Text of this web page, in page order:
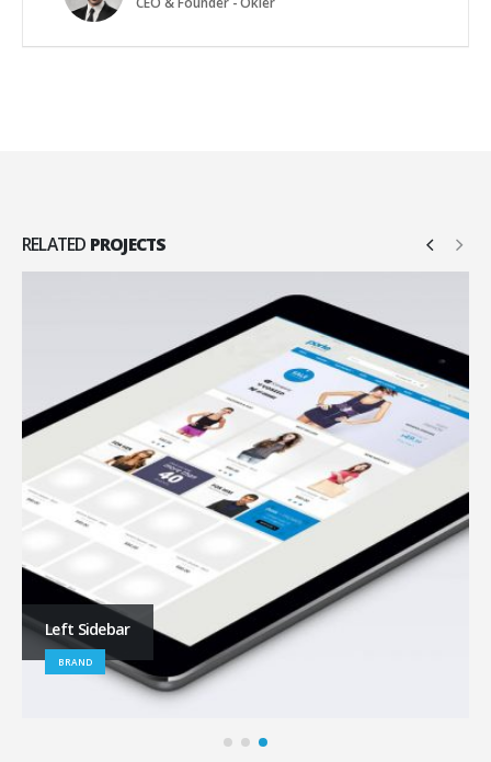
RELATED PROJECTS
Left Sidebar
BRAND